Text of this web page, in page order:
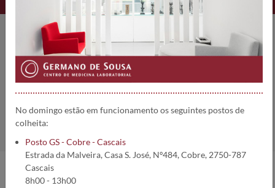
Populações Linfocitárias T (recep
Talfa/beta gama/delta) | 2794
Home Análises Populações Linfocitárias T (recep Talfa/beta gama/delta)
No domingo estão em funcionamento os seguintes postos de
colheita:
Posto GS - Cobre - Cascais
Estrada da Malveira, Casa S. José, Nº484, Cobre, 2750-787
Cascais
8h00 - 13h00